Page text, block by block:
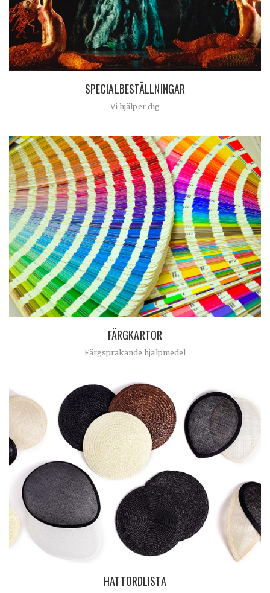
SPECIALBESTÄLLNINGAR
Vi hjälper dig
FÄRGKARTOR
Färgsprakande hjälpmedel
HATTORDLISTA